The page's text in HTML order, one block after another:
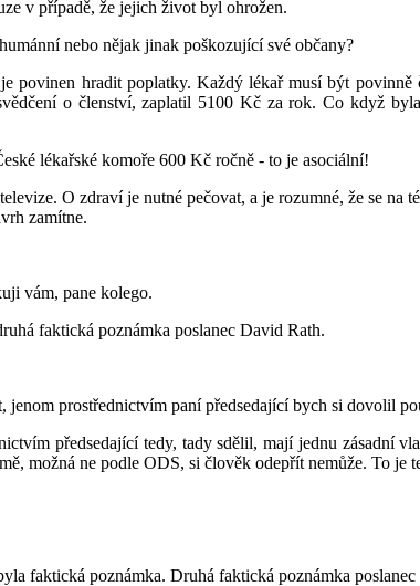
v případě, že jejich život byl ohrožen.
nebo nějak jinak poškozující své občany?
povinen hradit poplatky. Každý lékař musí být
o členství, zaplatil 5100 Kč za rok. Co když
lékařské komoře 600 Kč ročně - to je asociální!
O zdraví je nutné pečovat, a je rozumné, že se
zamítne.
vám, pane kolego.
faktická poznámka poslanec David Rath.
jenom prostřednictvím paní předsedající bych si dovolil
předsedající tedy, tady sdělil, mají jednu zásadní
možná ne podle ODS, si člověk odepřít nemůže. To je
faktická poznámka. Druhá faktická poznámka